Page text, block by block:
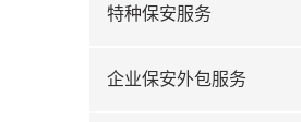
特种保安服务
企业保安外包服务